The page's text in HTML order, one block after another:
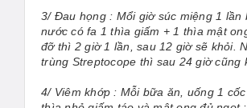
3/ Đau họng : Mổi giờ súc miệng 1 lần
nước có fa 1 thìa giấm + 1 thìa mật
đỡ thì 2 giờ 1 lần, sau 12 giờ sẽ khỏi.
trùng Streptocope thì sau 24 giờ cũng
4/ Viêm khớp : Mỗi bữa ăn, uống 1